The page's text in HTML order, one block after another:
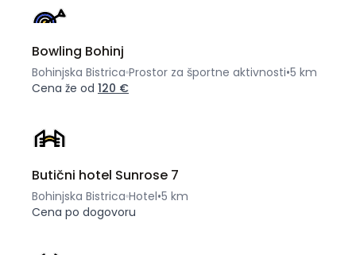
Bowling Bohinj
Bohinjska Bistrica Prostor za športne aktivnosti•5 km
Cena že od 120 €
Butični hotel Sunrose 7
Bohinjska Bistrica Hotel•5 km
Cena po dogovoru